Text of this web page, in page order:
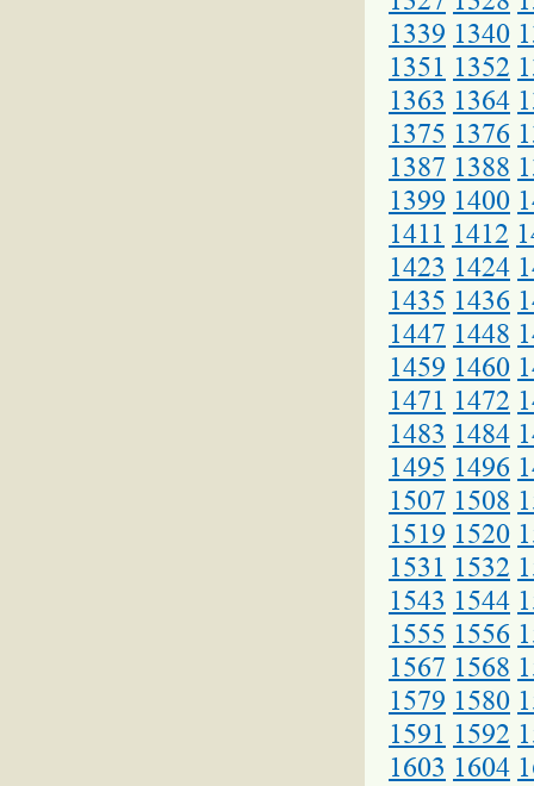
1339 1340
1351 1352
1363 1364
1375 1376
1387 1388
1399 1400
1411 1412
1423 1424
1435 1436
1447 1448
1459 1460
1471 1472
1483 1484
1495 1496
1507 1508
1519 1520
1531 1532
1543 1544
1555 1556
1567 1568
1579 1580
1591 1592
1603 1604